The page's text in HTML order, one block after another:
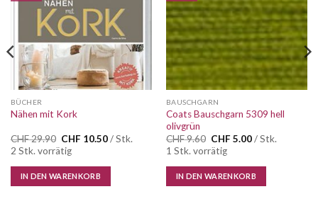
BÜCHER
Nähen mit Kork
CHF29.90 Ursprünglicher
Preis
war:
CHF 29.90
CHF 10.50Aktueller
CHF 10.50.
/ Stk.
2 Stk. vorrätig
IN DEN WARENKORB
BAUSCHGARN
Coats Bauschgarn 5309 hell
olivgrün
CHF9.60 Ursprünglicher
Preis
war:
CHF 9.60
CHF 5.00Aktueller
CHF 5.00.
/ Stk.
1 Stk. vorrätig
IN DEN WARENKORB